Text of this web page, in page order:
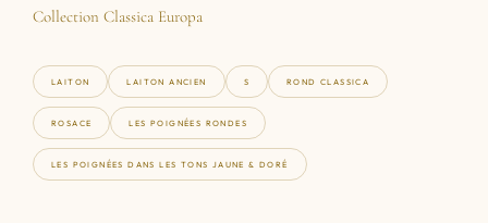
Collection Classica Europa
LAITON LAITON ANCIEN S ROND CLASSICA
ROSACE LES POIGNÉES RONDES
LES POIGNÉES DANS LES TONS JAUNE & DORÉ